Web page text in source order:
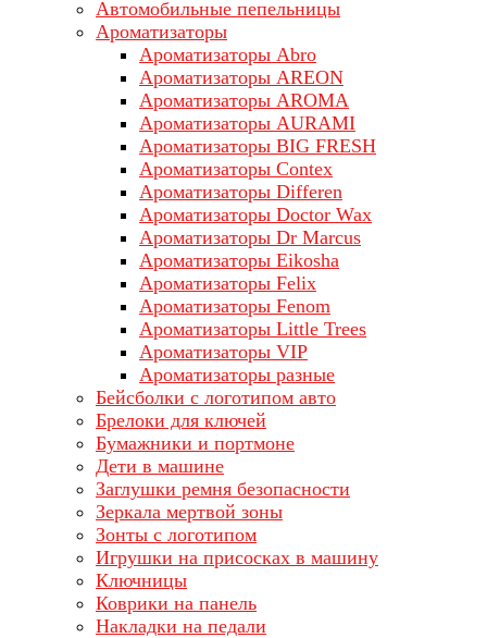
Автомобильные пепельницы
Ароматизаторы
Ароматизаторы Abro
Ароматизаторы AREON
Ароматизаторы AROMA
Ароматизаторы AURAMI
Ароматизаторы BIG FRESH
Ароматизаторы Contex
Ароматизаторы Differen
Ароматизаторы Doctor Wax
Ароматизаторы Dr Marcus
Ароматизаторы Eikosha
Ароматизаторы Felix
Ароматизаторы Fenom
Ароматизаторы Little Trees
Ароматизаторы VIP
Ароматизаторы разные
Бейсболки с логотипом авто
Брелоки для ключей
Бумажники и портмоне
Дети в машине
Заглушки ремня безопасности
Зеркала мертвой зоны
Зонты с логотипом
Игрушки на присосках в машину
Ключницы
Коврики на панель
Накладки на педали